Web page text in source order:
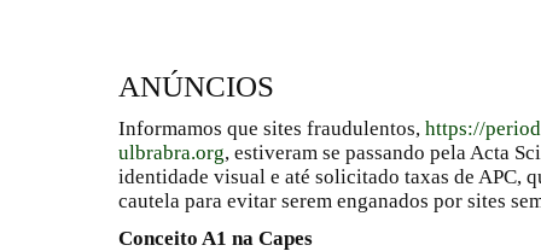
ANÚNCIOS
Informamos que sites fraudulentos, https://
ulbrabra.org, estiveram se passando pela Acta
identidade visual e até solicitado taxas de APC,
cautela para evitar serem enganados por sites
Conceito A1 na Capes